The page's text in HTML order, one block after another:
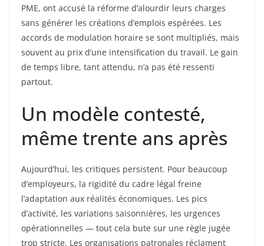
PME, ont accusé la réforme d’alourdir leurs charges
sans générer les créations d’emplois espérées. Les
accords de modulation horaire se sont multipliés, mais
souvent au prix d’une intensification du travail. Le gain
de temps libre, tant attendu, n’a pas été ressenti
partout.
Un modèle contesté,
même trente ans après
Aujourd’hui, les critiques persistent. Pour beaucoup
d’employeurs, la rigidité du cadre légal freine
l’adaptation aux réalités économiques. Les pics
d’activité, les variations saisonnières, les urgences
opérationnelles — tout cela bute sur une règle jugée
trop stricte. Les organisations patronales réclament